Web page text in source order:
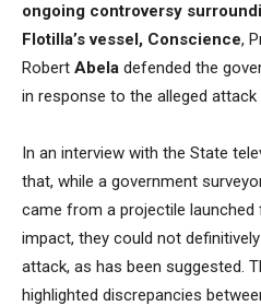
ongoing controversy
Flotilla’s vessel, Conscience,
Robert Abela defended the
in response to the alleged attack
In an interview with the State
that, while a government
came from a projectile
impact, they could not
attack, as has been suggested.
highlighted discrepancies